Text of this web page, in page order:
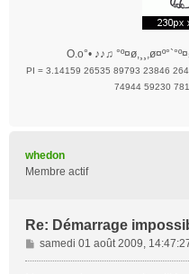
O.o°• ♪♪♫
PI = 3.14159 26535 89793 23846
74944 59230
whedon
Membre actif
Re: Démarrage
M
e
samedi 01 août 2009,